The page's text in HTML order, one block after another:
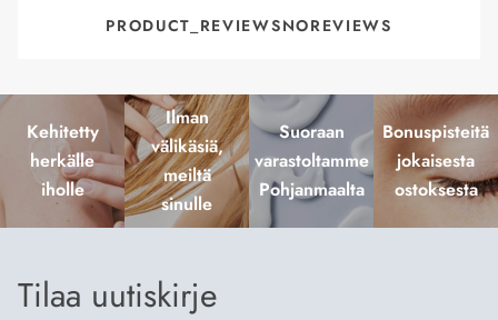
PRODUCT_REVIEWSNOREVIEWS
Kehitetty
herkälle
iholle
Ilman
välikäsiä,
meiltä
sinulle
Suoraan
varastoltamme
Pohjanmaalta
Bonuspisteitä
jokaisesta
ostoksesta
Tilaa uutiskirje